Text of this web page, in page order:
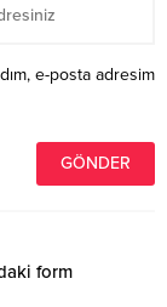
e-posta adresim
form